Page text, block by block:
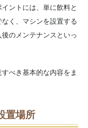
ントには、単に飲料と
く、マシンを設置する
のメンテナンスといっ
べき基本的な内容をま
置場所